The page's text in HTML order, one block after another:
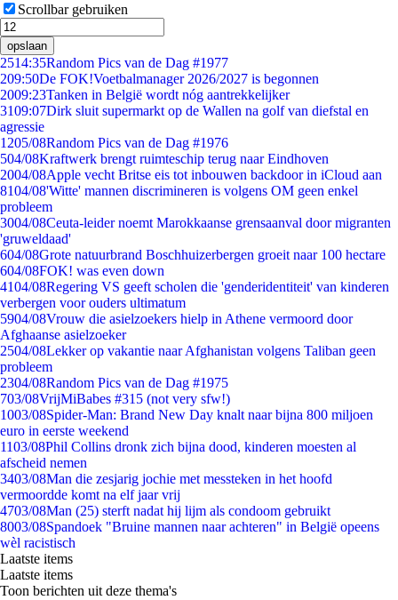
Scrollbar gebruiken
opslaan
2514:35Random Pics van de Dag #1977
209:50De FOK!Voetbalmanager 2026/2027 is begonnen
2009:23Tanken in België wordt nóg aantrekkelijker
3109:07Dirk sluit supermarkt op de Wallen na golf van diefstal en
agressie
1205/08Random Pics van de Dag #1976
504/08Kraftwerk brengt ruimteschip terug naar Eindhoven
2004/08Apple vecht Britse eis tot inbouwen backdoor in iCloud aan
8104/08'Witte' mannen discrimineren is volgens OM geen enkel
probleem
3004/08Ceuta-leider noemt Marokkaanse grensaanval door migranten
'gruweldaad'
604/08Grote natuurbrand Boschhuizerbergen groeit naar 100 hectare
604/08FOK! was even down
4104/08Regering VS geeft scholen die 'genderidentiteit' van kinderen
verbergen voor ouders ultimatum
5904/08Vrouw die asielzoekers hielp in Athene vermoord door
Afghaanse asielzoeker
2504/08Lekker op vakantie naar Afghanistan volgens Taliban geen
probleem
2304/08Random Pics van de Dag #1975
703/08VrijMiBabes #315 (not very sfw!)
1003/08Spider-Man: Brand New Day knalt naar bijna 800 miljoen
euro in eerste weekend
1103/08Phil Collins dronk zich bijna dood, kinderen moesten al
afscheid nemen
3403/08Man die zesjarig jochie met messteken in het hoofd
vermoordde komt na elf jaar vrij
4703/08Man (25) sterft nadat hij lijm als condoom gebruikt
8003/08Spandoek "Bruine mannen naar achteren" in België opeens
wèl racistisch
Laatste items
Laatste items
Toon berichten uit deze thema's